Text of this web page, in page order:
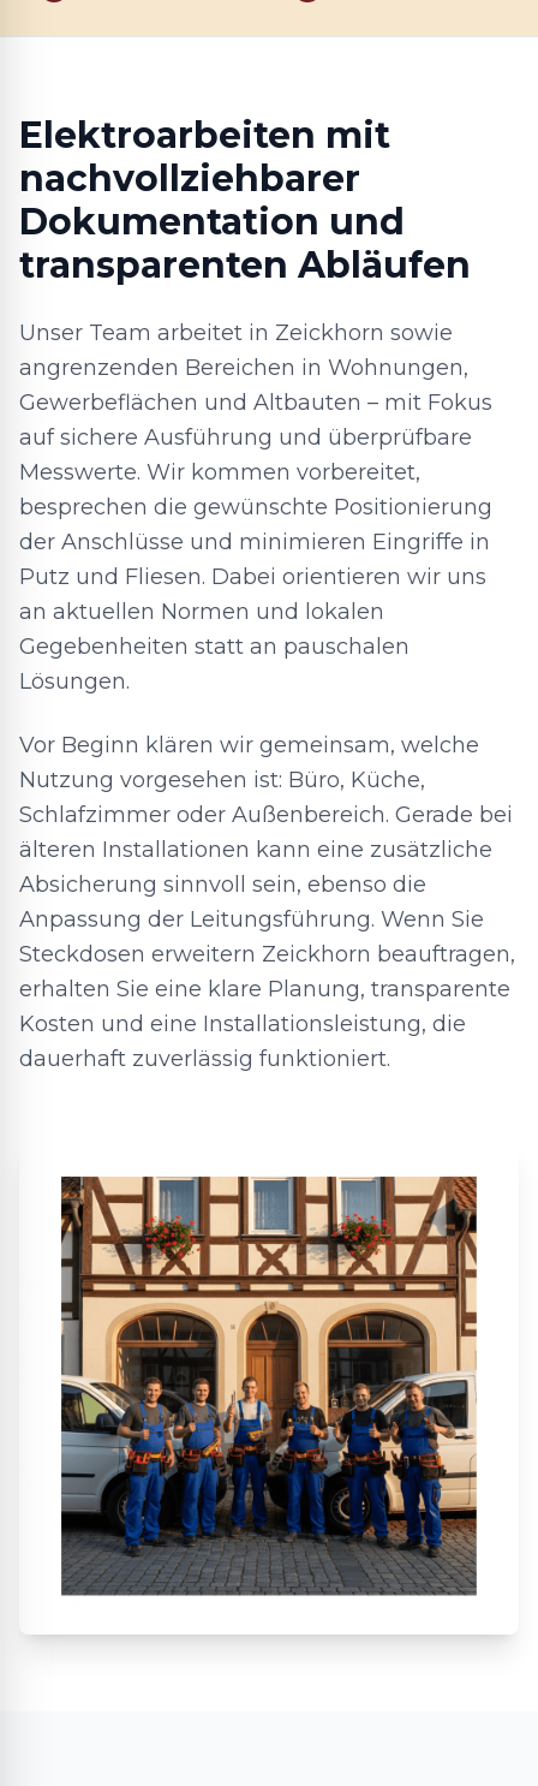
Elektroarbeiten mit
nachvollziehbarer
Dokumentation und
transparenten Abläufen
Unser Team arbeitet in Zeickhorn sowie
angrenzenden Bereichen in Wohnungen,
Gewerbeflächen und Altbauten – mit Fokus
auf sichere Ausführung und überprüfbare
Messwerte. Wir kommen vorbereitet,
besprechen die gewünschte Positionierung
der Anschlüsse und minimieren Eingriffe in
Putz und Fliesen. Dabei orientieren wir uns
an aktuellen Normen und lokalen
Gegebenheiten statt an pauschalen
Lösungen.
Vor Beginn klären wir gemeinsam, welche
Nutzung vorgesehen ist: Büro, Küche,
Schlafzimmer oder Außenbereich. Gerade bei
älteren Installationen kann eine zusätzliche
Absicherung sinnvoll sein, ebenso die
Anpassung der Leitungsführung. Wenn Sie
Steckdosen erweitern Zeickhorn beauftragen,
erhalten Sie eine klare Planung, transparente
Kosten und eine Installationsleistung, die
dauerhaft zuverlässig funktioniert.